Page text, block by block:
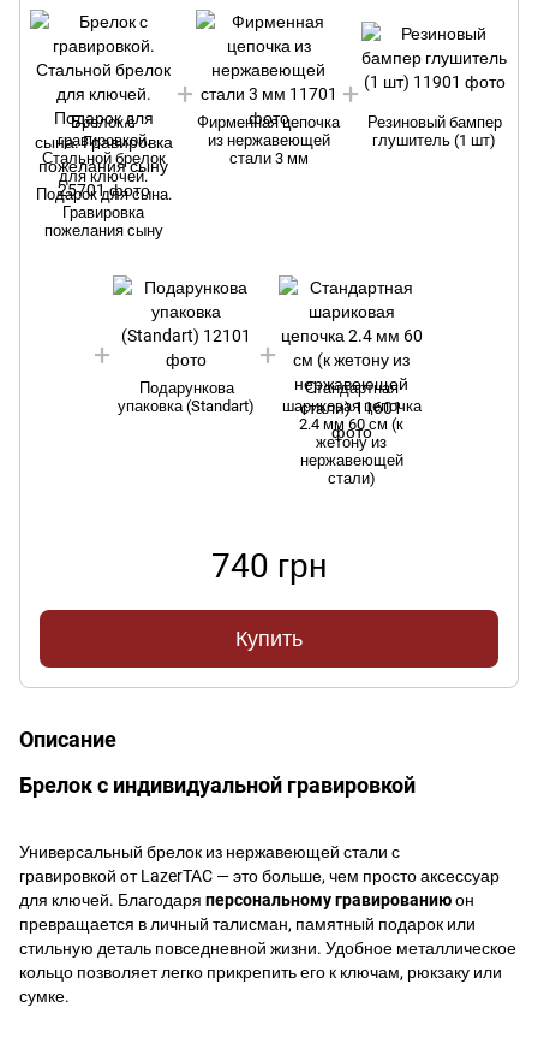
Брелок с
гравировкой.
Стальной брелок
для ключей.
Подарок для сына.
Гравировка
пожелания сыну
Фирменная цепочка
из нержавеющей
стали 3 мм
Резиновый бампер
глушитель (1 шт)
Подарункова
упаковка (Standart)
Стандартная
шариковая цепочка
2.4 мм 60 см (к
жетону из
нержавеющей
стали)
740 грн
Купить
Описание
Брелок с индивидуальной гравировкой
Универсальный брелок из нержавеющей стали с
гравировкой от LazerTAC — это больше, чем просто аксессуар
для ключей. Благодаря персональному гравированиюон
превращается в личный талисман, памятный подарок или
стильную деталь повседневной жизни. Удобное металлическое
кольцо позволяет легко прикрепить его к ключам, рюкзаку или
сумке.